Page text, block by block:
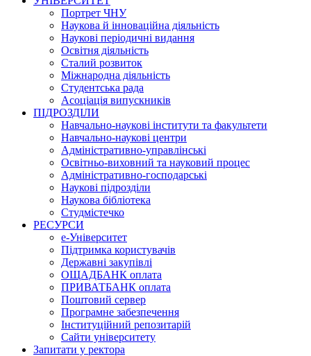
Портрет ЧНУ
Наукова й інноваційна діяльність
Наукові періодичні видання
Освітня діяльність
Сталий розвиток
Міжнародна діяльність
Студентська рада
Асоціація випускників
ПІДРОЗДІЛИ
Навчально-наукові інститути та факультети
Навчально-наукові центри
Адміністративно-управлінські
Освітньо-виховний та науковий процес
Адміністративно-господарські
Наукові підрозділи
Наукова бібліотека
Студмістечко
РЕСУРСИ
е-Університет
Підтримка користувачів
Державні закупівлі
ОЩАДБАНК оплата
ПРИВАТБАНК оплата
Поштовий сервер
Програмне забезпечення
Інституційний репозитарій
Сайти університету
Запитати у ректора